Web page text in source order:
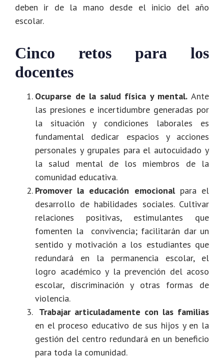
deben ir de la mano desde el inicio del año
escolar.
Cinco retos para los
docentes
Ocuparse de la salud física y mental. Ante
las presiones e incertidumbre generadas por
la situación y condiciones laborales es
fundamental dedicar espacios y acciones
personales y grupales para el autocuidado y
la salud mental de los miembros de la
comunidad educativa.
Promover la educación emocional para el
desarrollo de habilidades sociales. Cultivar
relaciones positivas, estimulantes que
fomenten la convivencia; facilitarán dar un
sentido y motivación a los estudiantes que
redundará en la permanencia escolar, el
logro académico y la prevención del acoso
escolar, discriminación y otras formas de
violencia.
Trabajar articuladamente con las familias
en el proceso educativo de sus hijos y en la
gestión del centro redundará en un beneficio
para toda la comunidad.